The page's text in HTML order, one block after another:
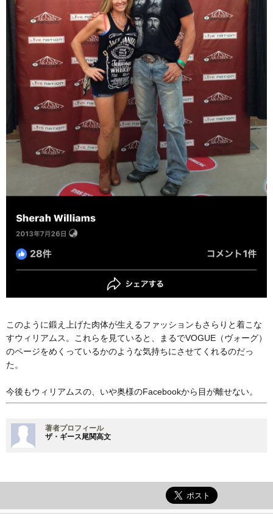
このように鍛え上げた肉体が生えるファッションもさらりと着こな
すウィリアムス。これらを見ていると、まるでVOGUE（ヴォーグ）
のページをめくっているかのような気持ちにさせてくれるのだっ
た。
今後もウィリアムスの、いや奥様のFacebookから目が離せない。
著者プロフィール
ザ・ギース尾関高文